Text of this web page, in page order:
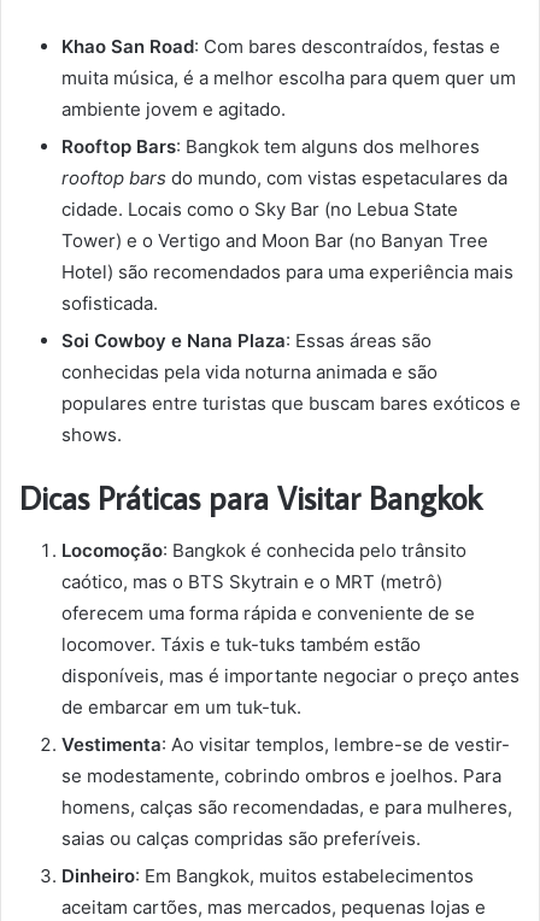
Khao San Road: Com bares descontraídos, festas e
muita música, é a melhor escolha para quem quer um
ambiente jovem e agitado.
Rooftop Bars: Bangkok tem alguns dos melhores
rooftop bars do mundo, com vistas espetaculares da
cidade. Locais como o Sky Bar (no Lebua State
Tower) e o Vertigo and Moon Bar (no Banyan Tree
Hotel) são recomendados para uma experiência mais
sofisticada.
Soi Cowboy e Nana Plaza: Essas áreas são
conhecidas pela vida noturna animada e são
populares entre turistas que buscam bares exóticos e
shows.
Dicas Práticas para Visitar Bangkok
Locomoção: Bangkok é conhecida pelo trânsito
caótico, mas o BTS Skytrain e o MRT (metrô)
oferecem uma forma rápida e conveniente de se
locomover. Táxis e tuk-tuks também estão
disponíveis, mas é importante negociar o preço antes
de embarcar em um tuk-tuk.
Vestimenta: Ao visitar templos, lembre-se de vestir-
se modestamente, cobrindo ombros e joelhos. Para
homens, calças são recomendadas, e para mulheres,
saias ou calças compridas são preferíveis.
Dinheiro: Em Bangkok, muitos estabelecimentos
aceitam cartões, mas mercados, pequenas lojas e